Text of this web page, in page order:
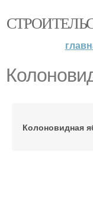
Колоновидная